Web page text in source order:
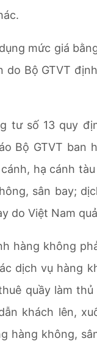
mức giá
do Bộ GTVT
tư số 13 quy
Bộ GTVT ban
hạ cánh
sân bay;
do Việt Nam
hàng không
dịch vụ hàng
quầy làm
khách lên,
hàng không,